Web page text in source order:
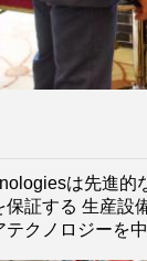
は先進的
保証する 生産設
テクノロジーを